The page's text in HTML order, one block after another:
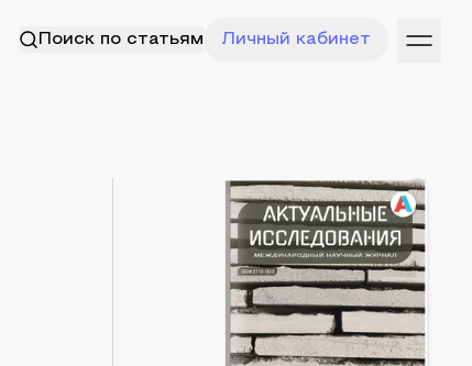
Поиск по статьям Личный кабинет